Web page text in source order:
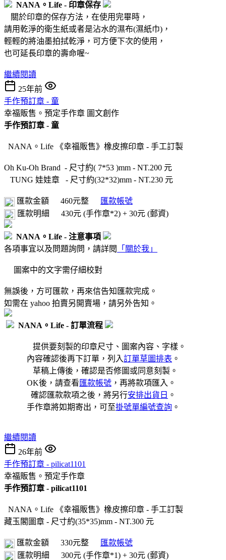
NANA。Life - 印章保存
關於印章的保存方法，在使用完畢時，
請用乾淨的衛生紙或者是沾水的濕布(濕紙巾)，
輕輕的將油墨拍拭乾淨，可方便下次的使用，
也可延長印章的壽命喔~
繼續閱讀
25年前
手作預訂章 - 童
幸福販售。預定手作章 圖文創作
手作預訂章 - 童
NANA。Life 《幸福販售》橡皮擦印章 - 手工訂製
Oh Ku-Oh Brand - 尺寸約( 7*53 )mm - NT.200 元
TUNG 娃娃章 - 尺寸約(32*32)mm - NT.230 元
匯款金額 460元整
匯款帳號
匯款明細
430元 (手作章*2) + 30元 (郵資)
NANA。Life - 注意事項
各項事宜以及問題詢問，請詳閱
「關於我」
圖案中的文字需仔細校對
無誤後，方可匯款，再來信告知匯款完成。
如需在 yahoo 拍賣另開賣場，請另外告知。
NANA。Life - 訂單流程
提供要刻製的印章尺寸、圖案內容、字樣。
內容確認後再下訂單，列入訂單草圖排表 。
草稿上傳後，確認是否修圖或同意刻製。
OK後，請查看 匯款帳號 ，再將款項匯入。
確認匯款款項之後，將另行安排出貨日 。
手作章將如期寄出，可至掛號單編號查詢 。
繼續閱讀
26年前
手作預訂章 - pilicat1101
幸福販售。預定手作章
手作預訂章 - pilicat1101
NANA。Life 《幸福販售》橡皮擦印章 - 手工訂製
藏玉閣圖章 - 尺寸約(35*35)mm - NT.300 元
匯款金額 330元整
匯款帳號
匯款明細
300元 (手作章*1) + 30元 (郵資)